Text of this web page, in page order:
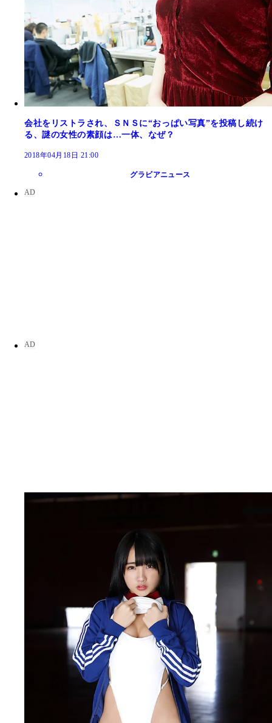
会社をリストラされ、ＳＮＳに“おっぱい写真”を投稿し続け
る、謎の女性の素顔は…一体、なぜ？
2018年04月18日 21:00
グラビアニュース